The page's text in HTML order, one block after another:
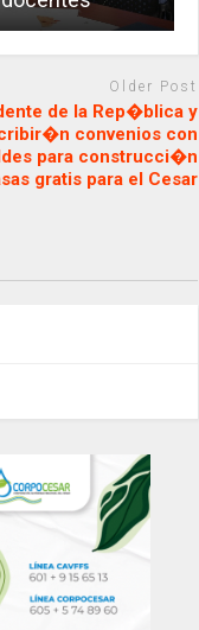
Older Post
de la Rep�blica y
convenios con
para construcci�n
gratis para el Cesar